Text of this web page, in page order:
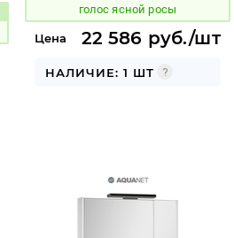
голос ясной росы
Цена 22 586 руб./шт
НАЛИЧИЕ: 1 ШТ